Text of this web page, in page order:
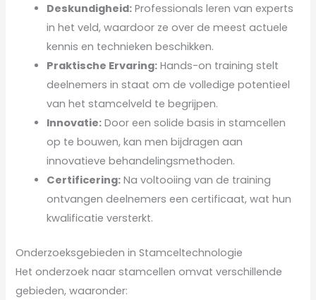
Deskundigheid: Professionals leren van experts
in het veld, waardoor ze over de meest actuele
kennis en technieken beschikken.
Praktische Ervaring: Hands-on training stelt
deelnemers in staat om de volledige potentieel
van het stamcelveld te begrijpen.
Innovatie: Door een solide basis in stamcellen
op te bouwen, kan men bijdragen aan
innovatieve behandelingsmethoden.
Certificering: Na voltooiing van de training
ontvangen deelnemers een certificaat, wat hun
kwalificatie versterkt.
Onderzoeksgebieden in Stamceltechnologie
Het onderzoek naar stamcellen omvat verschillende
gebieden, waaronder: